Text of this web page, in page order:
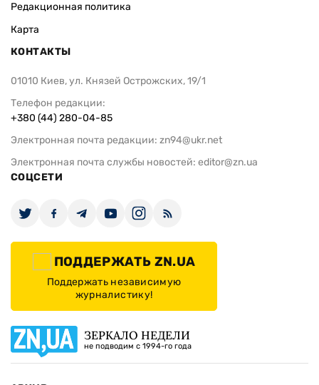
Редакционная политика
Карта
КОНТАКТЫ
01010 Киев, ул. Князей Острожских, 19/1
Телефон редакции:
+380 (44) 280-04-85
Электронная почта редакции: zn94@ukr.net
Электронная почта службы новостей: editor@zn.ua
СОЦСЕТИ
ПОДДЕРЖАТЬ ZN.UA
Поддержать независимую
журналистику!
ЗЕРКАЛО НЕДЕЛИ
не подводим с 1994-го года